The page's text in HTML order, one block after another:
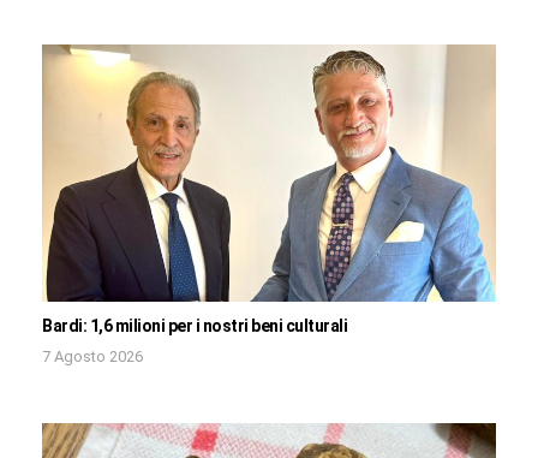
Bardi: 1,6 milioni per i nostri beni culturali
7 Agosto 2026